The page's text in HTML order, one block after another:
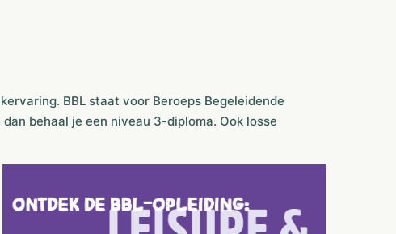
BBL staat voor Beroeps Begeleidende
behaal je een niveau 3-diploma. Ook losse